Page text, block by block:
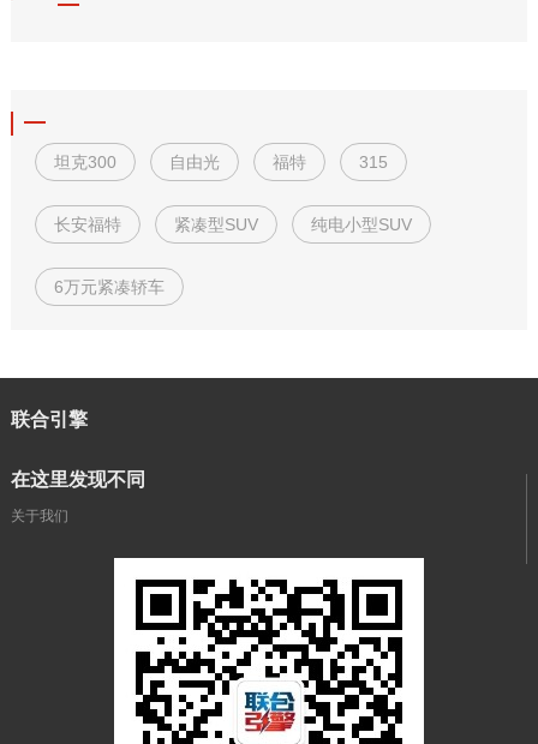
坦克300 自由光 福特 315
长安福特 紧凑型SUV 纯电小型SUV
6万元紧凑轿车
联合引擎
在这里发现不同
关于我们